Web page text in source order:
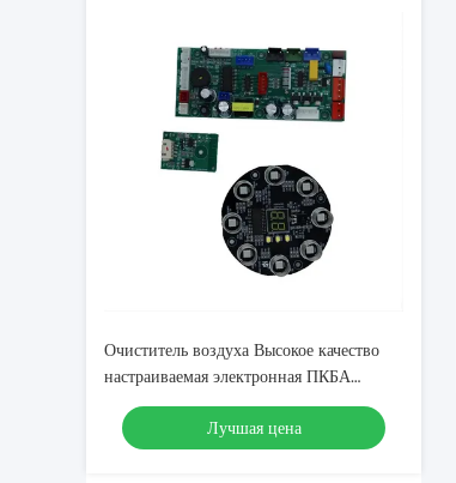
Очиститель воздуха Высокое качество
настраиваемая электронная ПКБА
печатная схема сборка
Лучшая цена